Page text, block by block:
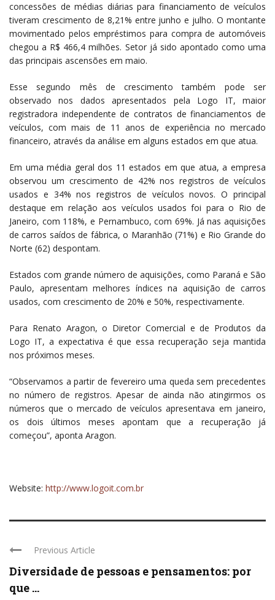
concessões de médias diárias para financiamento de veículos
tiveram crescimento de 8,21% entre junho e julho. O montante
movimentado pelos empréstimos para compra de automóveis
chegou a R$ 466,4 milhões. Setor já sido apontado como uma
das principais ascensões em maio.
Esse segundo mês de crescimento também pode ser
observado nos dados apresentados pela Logo IT, maior
registradora independente de contratos de financiamentos de
veículos, com mais de 11 anos de experiência no mercado
financeiro, através da análise em alguns estados em que atua.
Em uma média geral dos 11 estados em que atua, a empresa
observou um crescimento de 42% nos registros de veículos
usados e 34% nos registros de veículos novos. O principal
destaque em relação aos veículos usados foi para o Rio de
Janeiro, com 118%, e Pernambuco, com 69%. Já nas aquisições
de carros saídos de fábrica, o Maranhão (71%) e Rio Grande do
Norte (62) despontam.
Estados com grande número de aquisições, como Paraná e São
Paulo, apresentam melhores índices na aquisição de carros
usados, com crescimento de 20% e 50%, respectivamente.
Para Renato Aragon, o Diretor Comercial e de Produtos da
Logo IT, a expectativa é que essa recuperação seja mantida
nos próximos meses.
“Observamos a partir de fevereiro uma queda sem precedentes
no número de registros. Apesar de ainda não atingirmos os
números que o mercado de veículos apresentava em janeiro,
os dois últimos meses apontam que a recuperação já
começou”, aponta Aragon.
Website: http://www.logoit.com.br
Previous Article
Diversidade de pessoas e pensamentos: por
que ...